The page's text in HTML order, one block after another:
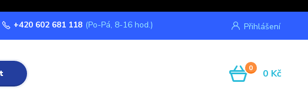
Přihlášení
+420 602 681 118 (Po-Pá, 8-16 hod.)
0 0 Kč